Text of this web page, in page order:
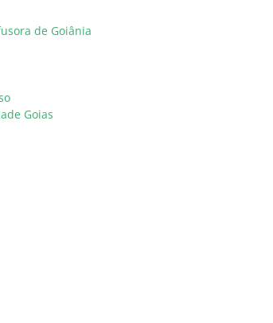
de Goiânia
Goias